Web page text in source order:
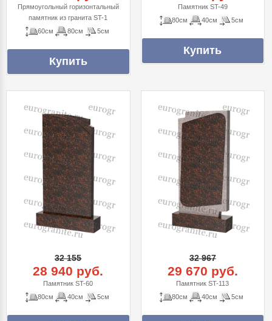
Прямоугольный горизонтальный
памятник из гранита ST-1
60см
80см 5см
Памятник ST-49
80см
40см 5см
32 155
28 940 руб.
Памятник ST-60
80см
40см 5см
32 967
29 670 руб.
Памятник ST-113
80см
40см 5см